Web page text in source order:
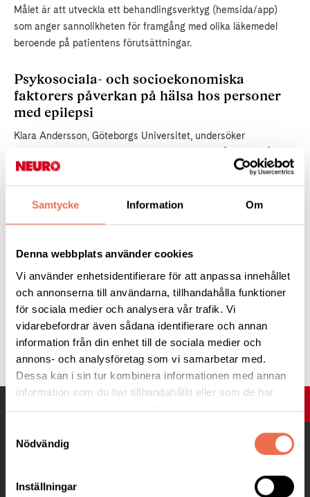
Samtycke Information Om
Denna webbplats använder cookies
Vi använder enhetsidentifierare för att anpassa innehållet
och annonserna till användarna, tillhandahålla funktioner
för sociala medier och analysera vår trafik. Vi
vidarebefordrar även sådana identifierare och annan
information från din enhet till de sociala medier och
annons- och analysföretag som vi samarbetar med.
Dessa kan i sin tur kombinera informationen med annan
information som du har tillhandahållit eller som de har
samlat in när du har använt deras tjänster.
Nödvändig
Inställningar
Målet är att utveckla ett behandlingsverktyg (hemsida/app)
som anger sannolikheten för framgång med olika läkemedel
beroende på patientens förutsättningar.
Psykosociala- och socioekonomiska
faktorers påverkan på hälsa hos personer
med epilepsi
Klara Andersson, Göteborgs Universitet, undersöker
hälsa hos personer med epilepsi. Genom studien vill man
utforma en stödmodell för personer som särskilt påverkas av
dessa faktorer. Detta ska i sin tur öka möjligheten för jämlik
i Sverige som lever med epilepsi.
Tipsa